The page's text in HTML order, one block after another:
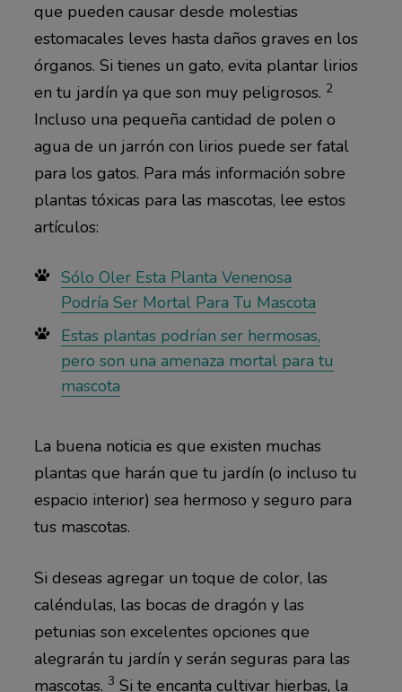
que pueden causar desde molestias
estomacales leves hasta daños graves en los
órganos. Si tienes un gato, evita plantar lirios
en tu jardín ya que son muy peligrosos. 2
Incluso una pequeña cantidad de polen o
agua de un jarrón con lirios puede ser fatal
para los gatos. Para más información sobre
plantas tóxicas para las mascotas, lee estos
artículos:
Sólo Oler Esta Planta Venenosa
Podría Ser Mortal Para Tu Mascota
Estas plantas podrían ser hermosas,
pero son una amenaza mortal para tu
mascota
La buena noticia es que existen muchas
plantas que harán que tu jardín (o incluso tu
espacio interior) sea hermoso y seguro para
tus mascotas.
Si deseas agregar un toque de color, las
caléndulas, las bocas de dragón y las
petunias son excelentes opciones que
alegrarán tu jardín y serán seguras para las
mascotas. 3 Si te encanta cultivar hierbas, la